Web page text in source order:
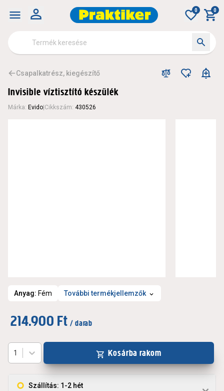
0 0
Csapalkatrész, kiegészítő
Invisible víztisztító készülék
Márka: Evido Cikkszám: 430526
Anyag: Fém További termékjellemzők
214.900 Ft / darab
Szállítás: 1-2 hét
1 Kosárba rakom